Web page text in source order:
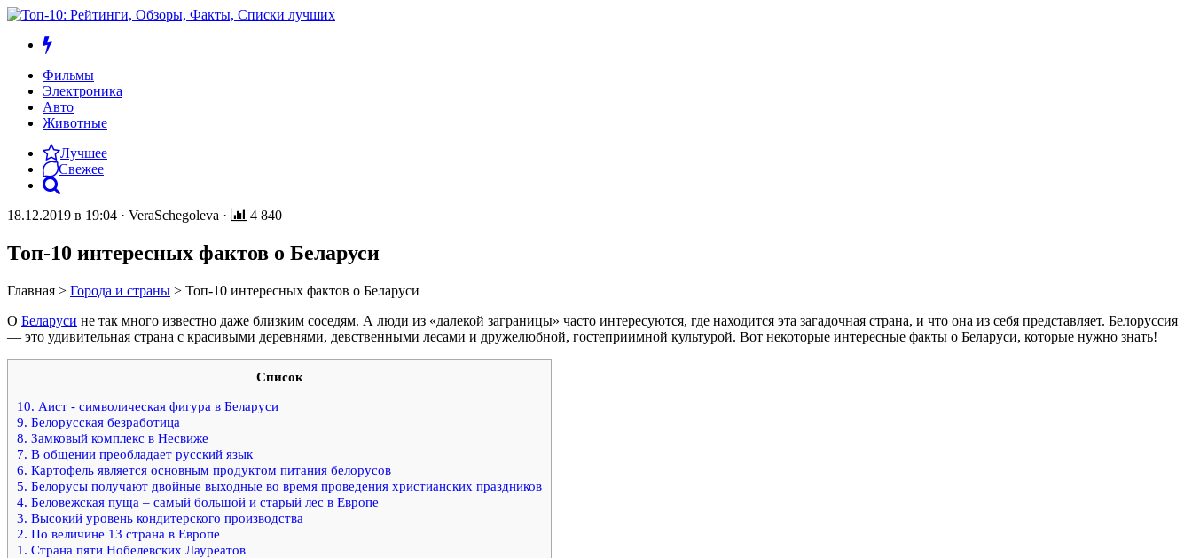
Фильмы
Электроника
Авто
Животные
Лучшее
Свежее
18.12.2019 в 19:04 · VeraSchegoleva · 4 840
Топ-10 интересных фактов о Беларуси
Главная > Города и страны > Топ-10 интересных фактов о Беларуси
О Беларуси не так много известно даже близким соседям. А люди из «далекой заграницы» часто интересуются, где находится эта загадочная страна, и что она из себя представляет. Белоруссия
— это удивительная страна с красивыми деревнями, девственными лесами и дружелюбной, гостеприимной культурой. Вот некоторые интересные факты о Беларуси, которые нужно знать!
Список
10. Аист - символическая фигура в Беларуси
9. Белорусская безработица
8. Замковый комплекс в Несвиже
7. В общении преобладает русский язык
6. Картофель является основным продуктом питания белорусов
5. Белорусы получают двойные выходные во время проведения христианских праздников
4. Беловежская пуща – самый большой и старый лес в Европе
3. Высокий уровень кондитерского производства
2. По величине 13 страна в Европе
1. Страна пяти Нобелевских Лауреатов